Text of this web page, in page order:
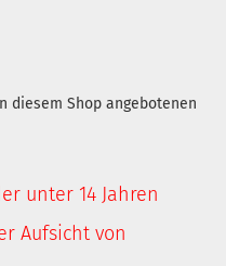
diesem Shop angebotenen
unter 14 Jahren
Aufsicht von